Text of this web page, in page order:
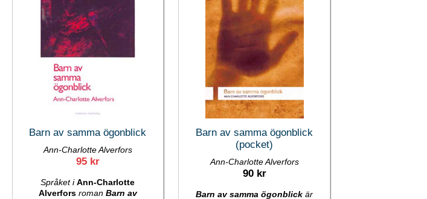
Barn av samma ögonblick
Ann-Charlotte Alverfors
95 kr
Språket iAnn-Charlotte
Alverforsroman Barn av
Barn av samma ögonblick
(pocket)
Ann-Charlotte Alverfors
90 kr
Barn av samma ögonblick är